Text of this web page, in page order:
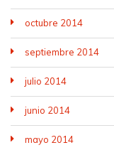
octubre 2014
septiembre 2014
julio 2014
junio 2014
mayo 2014